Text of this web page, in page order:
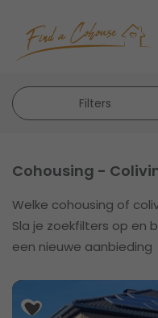
Filters
Cohousing -
Welke cohousing of
Sla je zoekfilters op en
een nieuwe aanbieding